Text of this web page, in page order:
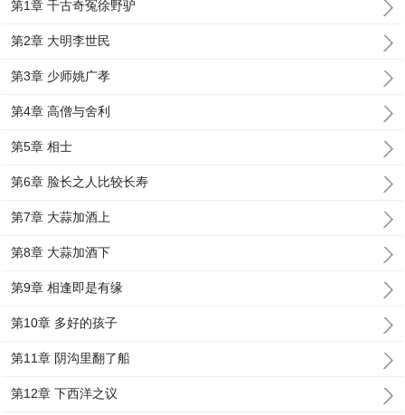
第1章 千古奇冤徐野驴
第2章 大明李世民
第3章 少师姚广孝
第4章 高僧与舍利
第5章 相士
第6章 脸长之人比较长寿
第7章 大蒜加酒上
第8章 大蒜加酒下
第9章 相逢即是有缘
第10章 多好的孩子
第11章 阴沟里翻了船
第12章 下西洋之议